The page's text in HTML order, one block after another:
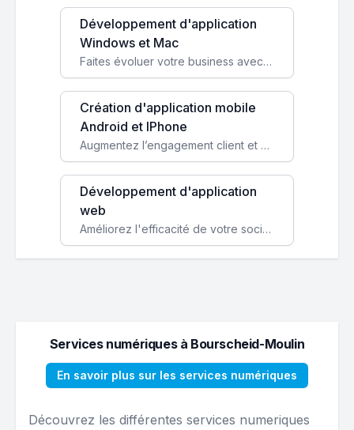
Développement d'application
Windows et Mac
Faites évoluer votre business avec des solutions logicielles personnalisées, parfaitement adaptées à vos besoins spécifiques.
Création d'application mobile
Android et IPhone
Augmentez l’engagement client et simplifiez vos processus avec une application mobile sur mesure, disponible sur iOS et Android.
Développement d'application
web
Améliorez l'efficacité de votre société avec une application web personnalisée accessible partout et tout le temps.
Services numériques à Bourscheid-Moulin
En savoir plus sur les services numériques
Découvrez les différentes services numeriques